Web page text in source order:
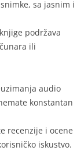
sa jasnim i
podržava
ili
audio
konstantan
recenzije i ocene
iskustvo.